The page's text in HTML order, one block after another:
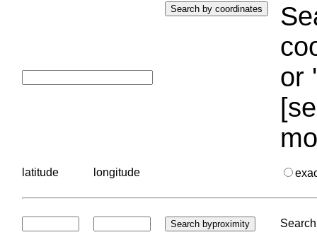
or
latitude longitude